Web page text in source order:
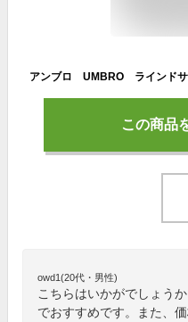
この商品
owd1(20代・男性)
こちらはいかがでしょう
でおすすめです。また、